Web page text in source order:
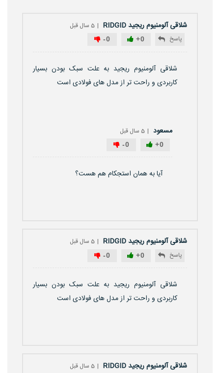
شلاقی آلومنیوم ریجید RIDGID
5 سال قبل
پاسخ
0
+
0
-
شلاقی آلومنیوم ریجید به علت سبک بودن بسیار
کاربردی و راحت تر از مدل های فولادی است
مسعود 5 سال قبل
0
+
0
-
آیا به همان استجکام هم هست؟
شلاقی آلومنیوم ریجید RIDGID
5 سال قبل
پاسخ
0
+
0
-
شلاقی آلومنیوم ریجید به علت سبک بودن بسیار
کاربردی و راحت تر از مدل های فولادی است
شلاقی آلومنیوم ریجید RIDGID
5 سال قبل